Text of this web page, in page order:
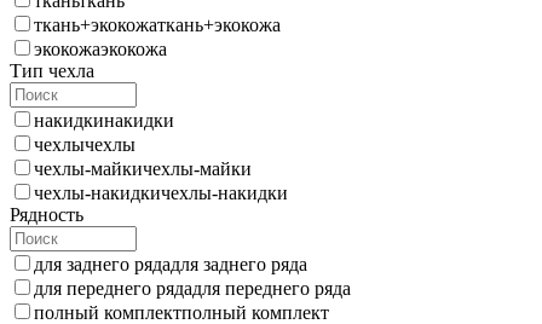
ткань+экокожаткань+экокожа
экокожаэкокожа
Тип чехла
накидкинакидки
чехлычехлы
чехлы-майкичехлы-майки
чехлы-накидкичехлы-накидки
Рядность
для заднего рядадля заднего ряда
для переднего рядадля переднего ряда
полный комплектполный комплект